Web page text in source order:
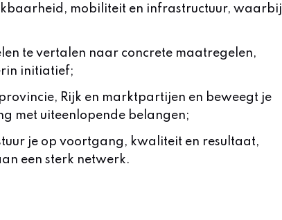
mobiliteit en infrastructuur, waarbij
te vertalen naar concrete maatregelen,
initiatief;
Rijk en marktpartijen en beweegt je
met uiteenlopende belangen;
je op voortgang, kwaliteit en resultaat,
een sterk netwerk.